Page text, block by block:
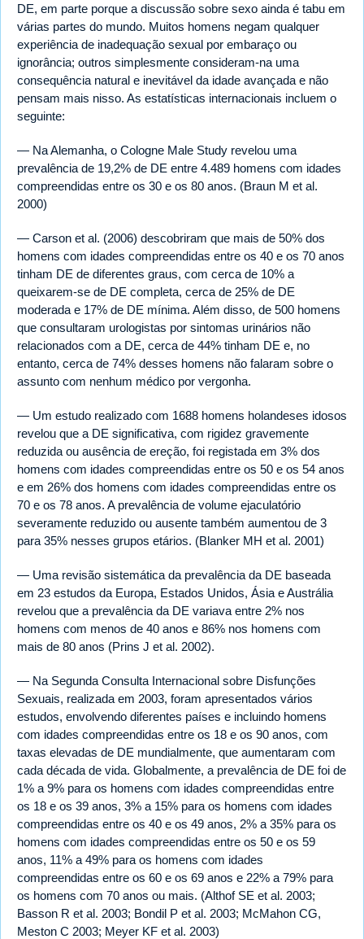
DE, em parte porque a discussão sobre sexo ainda é tabu em
várias partes do mundo. Muitos homens negam qualquer
experiência de inadequação sexual por embaraço ou
ignorância; outros simplesmente consideram-na uma
consequência natural e inevitável da idade avançada e não
pensam mais nisso. As estatísticas internacionais incluem o
seguinte:
— Na Alemanha, o Cologne Male Study revelou uma
prevalência de 19,2% de DE entre 4.489 homens com idades
compreendidas entre os 30 e os 80 anos. (Braun M et al.
2000)
— Carson et al. (2006) descobriram que mais de 50% dos
homens com idades compreendidas entre os 40 e os 70 anos
tinham DE de diferentes graus, com cerca de 10% a
queixarem-se de DE completa, cerca de 25% de DE
moderada e 17% de DE mínima. Além disso, de 500 homens
que consultaram urologistas por sintomas urinários não
relacionados com a DE, cerca de 44% tinham DE e, no
entanto, cerca de 74% desses homens não falaram sobre o
assunto com nenhum médico por vergonha.
— Um estudo realizado com 1688 homens holandeses idosos
revelou que a DE significativa, com rigidez gravemente
reduzida ou ausência de ereção, foi registada em 3% dos
homens com idades compreendidas entre os 50 e os 54 anos
e em 26% dos homens com idades compreendidas entre os
70 e os 78 anos. A prevalência de volume ejaculatório
severamente reduzido ou ausente também aumentou de 3
para 35% nesses grupos etários. (Blanker MH et al. 2001)
— Uma revisão sistemática da prevalência da DE baseada
em 23 estudos da Europa, Estados Unidos, Ásia e Austrália
revelou que a prevalência da DE variava entre 2% nos
homens com menos de 40 anos e 86% nos homens com
mais de 80 anos (Prins J et al. 2002).
— Na Segunda Consulta Internacional sobre Disfunções
Sexuais, realizada em 2003, foram apresentados vários
estudos, envolvendo diferentes países e incluindo homens
com idades compreendidas entre os 18 e os 90 anos, com
taxas elevadas de DE mundialmente, que aumentaram com
cada década de vida. Globalmente, a prevalência de DE foi de
1% a 9% para os homens com idades compreendidas entre
os 18 e os 39 anos, 3% a 15% para os homens com idades
compreendidas entre os 40 e os 49 anos, 2% a 35% para os
homens com idades compreendidas entre os 50 e os 59
anos, 11% a 49% para os homens com idades
compreendidas entre os 60 e os 69 anos e 22% a 79% para
os homens com 70 anos ou mais. (Althof SE et al. 2003;
Basson R et al. 2003; Bondil P et al. 2003; McMahon CG,
Meston C 2003; Meyer KF et al. 2003)